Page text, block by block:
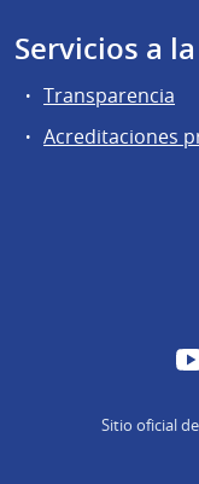
Servicios a
Transparencia
Acreditaciones
Sitio oficial